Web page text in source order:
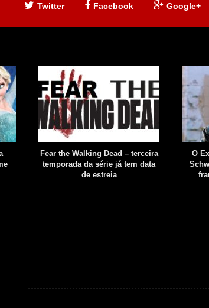
Twitter Facebook Google+
Fear the Walking Dead – terceira
temporada da série já tem data
de estreia
O